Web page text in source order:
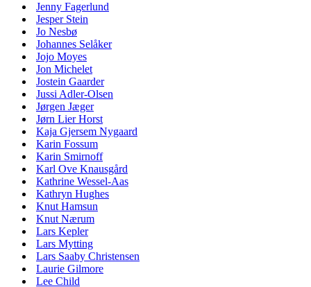
Jenny Fagerlund
Jesper Stein
Jo Nesbø
Johannes Selåker
Jojo Moyes
Jon Michelet
Jostein Gaarder
Jussi Adler-Olsen
Jørgen Jæger
Jørn Lier Horst
Kaja Gjersem Nygaard
Karin Fossum
Karin Smirnoff
Karl Ove Knausgård
Kathrine Wessel-Aas
Kathryn Hughes
Knut Hamsun
Knut Nærum
Lars Kepler
Lars Mytting
Lars Saaby Christensen
Laurie Gilmore
Lee Child